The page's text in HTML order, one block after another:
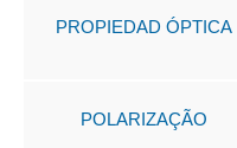
PROPIEDAD ÓPTICA
POLARIZAÇÃO